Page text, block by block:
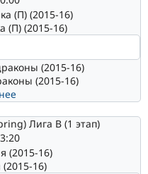
(П) (2015-16)
(2015-16)
Лига В (1 этап)
16)